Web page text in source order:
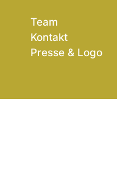
Team
Kontakt
Presse & Logo